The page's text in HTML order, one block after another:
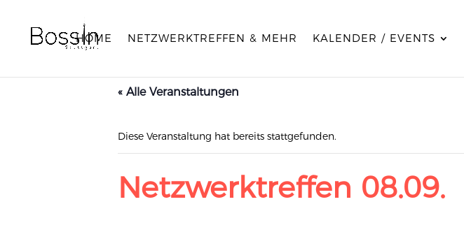
HOME NETZWERKTREFFEN & MEHR KALENDER / EVENTS
« Alle Veranstaltungen
Diese Veranstaltung hat bereits stattgefunden.
Netzwerktreffen 08.09.